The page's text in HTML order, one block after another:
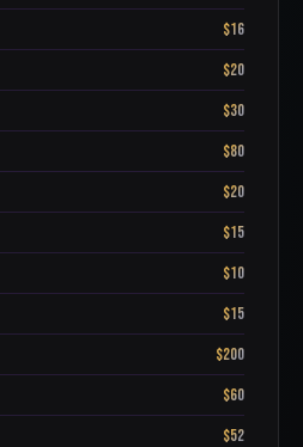
$16
$20
$30
$80
$20
$15
$10
$15
$200
$60
$52